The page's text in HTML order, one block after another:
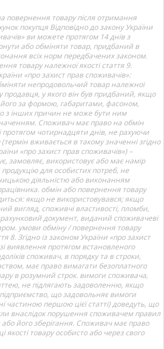
повернення товару після отримання
покупця Відповідно до закону України
ви можете протягом 14 днів з
або обміняти товар, придбаний в
всіх норм передбачених законом.
товару належної якості стаття 9.
«про захист прав споживачів»:
непродовольчий товар належної
продавця, у якого він був придбаний, якщо
за формою, габаритами, фасоном,
з інших причин не може бути ним
Споживач має право на обмін
протягом чотирнадцяти днів, не рахуючи
вживається в такому значенні згідно
«про захист прав споживачів») –
замовляє, використовує або має намір
для особистих потреб, не
діяльністю або виконанням
обмін або повернення товару
якщо не використовувався; якщо
вигляд, споживчі властивості, пломби,
документ, виданий споживачеві
умови обміну / повернення товару
8. Згідно із законом України «про захист
виявлення протягом встановленого
споживач, в порядку та в строки,
має право вимагати безоплатного
в розумний строк. вимоги споживача,
не підлягають задоволенню, якщо
що задовольняє вимоги
частиною першою цієї статті) доведуть, що
внаслідок порушення споживачем правил
його зберігання. Споживач має право
якості товару особисто або через свого